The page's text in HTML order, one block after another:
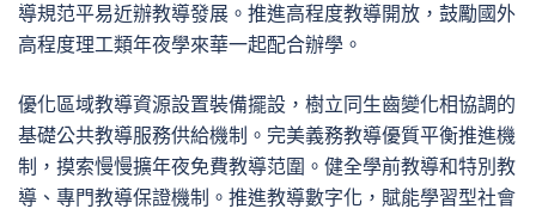
導規范平易近辦教導發展。推進高程度教導開放，鼓勵國外
高程度理工類年夜學來華一起配合辦學。
優化區域教導資源設置裝備擺設，樹立同生齒變化相協調的
基礎公共教導服務供給機制。完美義務教導優質平衡推進機
制，摸索慢慢擴年夜免費教導范圍。健全學前教導和特別教
導、專門教導保證機制。推進教導數字化，賦能學習型社會